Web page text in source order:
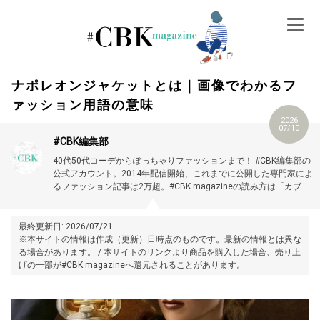
ナポレオンジャケットとは｜画像でわかるフ
ァッション用語の意味
2026
07/10
#CBK編集部
40代50代コーデからぽっちゃりファッションまで！ #CBK編集部の
公式アカウント。2014年配信開始、これまでに公開した専門家によ
るファッション記事は2万超。#CBK magazineの読み方は「カブキ
最終更新日: 2026/07/21
※本サイトの情報は作成（更新）日時点のものです。最新の情報とは異な
る場合があります。 / 本サイトのリンクより商品を購入した場合、売り上
げの一部が#CBK magazineへ還元されることがあります。